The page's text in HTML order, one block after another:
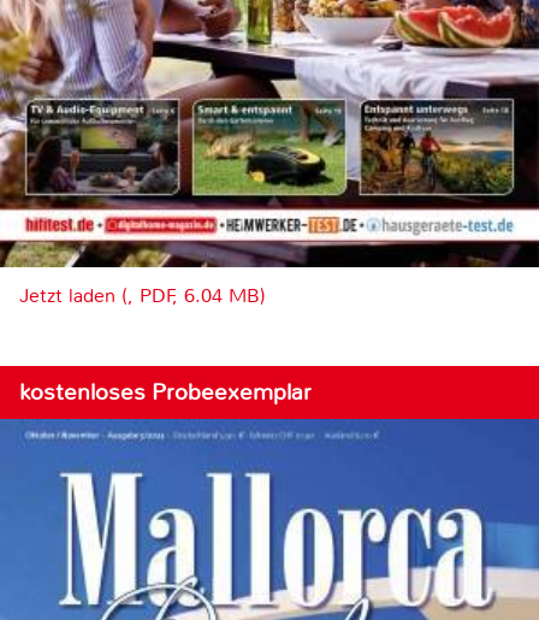
Jetzt laden (, PDF, 6.04 MB)
kostenloses Probeexemplar